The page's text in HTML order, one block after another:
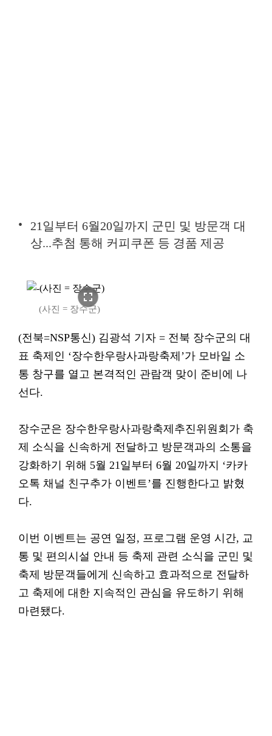
21일부터 6월20일까지 군민 및 방문객 대
상...추첨 통해 커피쿠폰 등 경품 제공
fullscreen
(사진 = 장수군)
(전북=NSP통신) 김광석 기자 = 전북 장수군의 대
표 축제인 ‘장수한우랑사과랑축제’가 모바일 소
통 창구를 열고 본격적인 관람객 맞이 준비에 나
선다.
장수군은 장수한우랑사과랑축제추진위원회가 축
제 소식을 신속하게 전달하고 방문객과의 소통을
강화하기 위해 5월 21일부터 6월 20일까지 ‘카카
오톡 채널 친구추가 이벤트’를 진행한다고 밝혔
다.
이번 이벤트는 공연 일정, 프로그램 운영 시간, 교
통 및 편의시설 안내 등 축제 관련 소식을 군민 및
축제 방문객들에게 신속하고 효과적으로 전달하
고 축제에 대한 지속적인 관심을 유도하기 위해
마련됐다.